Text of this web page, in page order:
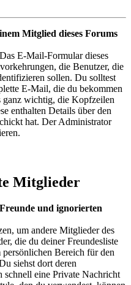
Mitglied dieses Forums
E-Mail-Formular dieses
die Benutzer, die
sollen. Du solltest
E-Mail, die du bekommen
ganz wichtig, die Kopfzeilen
enthalten Details über den
hat. Der Administrator
Mitglieder
und ignorierten
um andere Mitglieder des
die du deiner Freundesliste
Bereich für den
siehst dort deren
schnell eine Private Nachricht